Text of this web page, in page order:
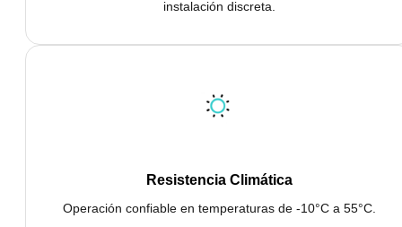
instalación discreta.
Resistencia Climática
Operación confiable en temperaturas de -10°C a 55°C.